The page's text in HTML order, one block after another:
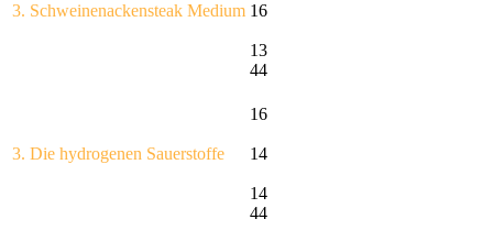
3. Schweinenackensteak Medium 16
13
44
3. Die hydrogenen Sauerstoffe
16
14
14
44